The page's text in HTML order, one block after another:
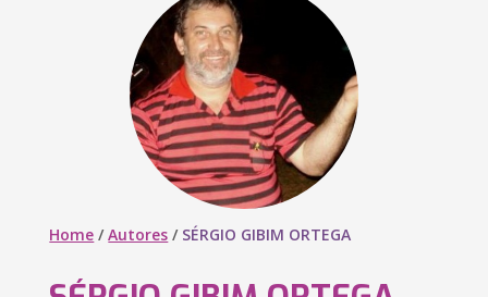
Home /Autores / SÉRGIO GIBIM ORTEGA